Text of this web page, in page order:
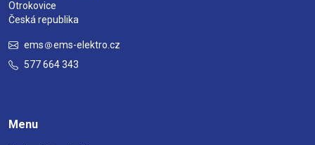
Otrokovice
Česká republika
ems
ems-elektro.cz
577 664 343
Menu